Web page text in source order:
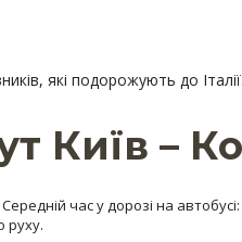
які подорожують до Італії.
Київ –
час у дорозі на
руху.